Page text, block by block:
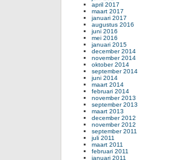
april 2017
maart 2017
januari 2017
augustus 2016
juni 2016
mei 2016
januari 2015
december 2014
november 2014
oktober 2014
september 2014
juni 2014
maart 2014
februari 2014
november 2013
september 2013
maart 2013
december 2012
november 2012
september 2011
juli 2011
maart 2011
februari 2011
januari 2011